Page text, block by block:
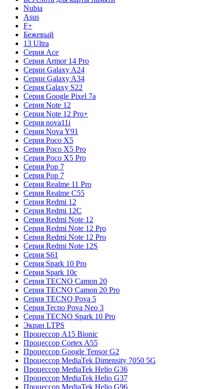
Nubia
Asus
F+
Бежевый
13 Ultra
Серия Ace
Серия Armor 14 Pro
Серии Galaxy A24
Серии Galaxy A34
Серия Galaxy S22
Серия Google Pixel 7a
Серия Note 12
Серия Note 12 Pro+
Серия nova11i
Серия Nova Y91
Серия Poco X5
Серия Poco X5 Pro
Серия Poco X5 Pro
Серия Pop 7
Серия Pop 7
Серия Realme 11 Pro
Серия Realme C55
Серия Redmi 12
Серия Redmi 12C
Серия Redmi Note 12
Серия Redmi Note 12 Pro
Серия Redmi Note 12 Pro
Серия Redmi Note 12S
Серия S61
Серия Spark 10 Pro
Серия Spark 10c
Серия TECNO Camon 20
Серия TECNO Camon 20 Pro
Серия TECNO Pova 5
Серия Tecno Pova Neo 3
Серия TECNO Spark 10 Pro
Экран LTPS
Процессор A15 Bionic
Процессор Cortex A55
Процессор Google Tensor G2
Процессор MediaTek Dimensity 7050 5G
Процессор MediaTek Helio G36
Процессор MediaTek Helio G37
Процессор MediaTek Helio G96